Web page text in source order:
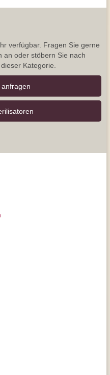
verfügbar. Fragen Sie gerne
an oder stöbern Sie nach
Kategorie.